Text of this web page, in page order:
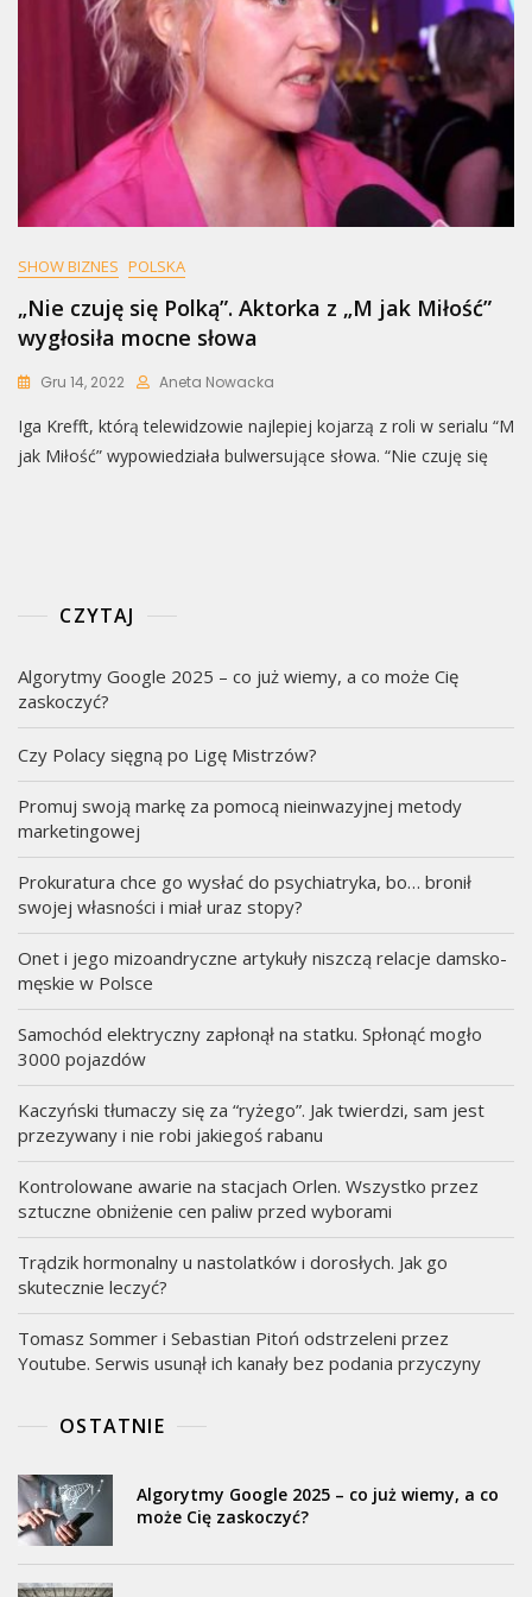
SHOW BIZNES POLSKA
„Nie czuję się Polką”. Aktorka z „M jak Miłość”
wygłosiła mocne słowa
Gru 14, 2022 Aneta Nowacka
Iga Krefft, którą telewidzowie najlepiej kojarzą z roli w serialu “M
jak Miłość” wypowiedziała bulwersujące słowa. “Nie czuję się
CZYTAJ
Algorytmy Google 2025 – co już wiemy, a co może Cię
zaskoczyć?
Czy Polacy sięgną po Ligę Mistrzów?
Promuj swoją markę za pomocą nieinwazyjnej metody
marketingowej
Prokuratura chce go wysłać do psychiatryka, bo… bronił
swojej własności i miał uraz stopy?
Onet i jego mizoandryczne artykuły niszczą relacje damsko-
męskie w Polsce
Samochód elektryczny zapłonął na statku. Spłonąć mogło
3000 pojazdów
Kaczyński tłumaczy się za “ryżego”. Jak twierdzi, sam jest
przezywany i nie robi jakiegoś rabanu
Kontrolowane awarie na stacjach Orlen. Wszystko przez
sztuczne obniżenie cen paliw przed wyborami
Trądzik hormonalny u nastolatków i dorosłych. Jak go
skutecznie leczyć?
Tomasz Sommer i Sebastian Pitoń odstrzeleni przez
Youtube. Serwis usunął ich kanały bez podania przyczyny
OSTATNIE
Algorytmy Google 2025 – co już wiemy, a co
może Cię zaskoczyć?